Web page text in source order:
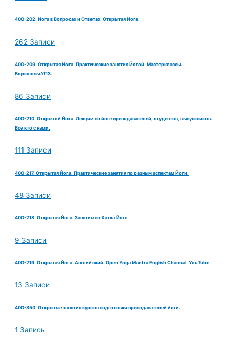
400-202. Йога в Вопросах и Ответах. Открытая Йога.
262 Записи
400-209. Открытая Йога. Практические занятия Йогой. Мастерклассы.
Воркшопы.УПЗ.
86 Записи
400-210. Открытой Йога. Лекции по йоге преподавателей, студентов, выпускников.
Все кто с нами.
111 Записи
400-217. Открытая Йога. Практические занятия по разным аспектам Йоги.
48 Записи
400-218. Открытая Йога. Занятия по Хатха Йоге.
9 Записи
400-219. Открытая Йога. Английский. Open Yoga Mantra English Channal. YouTube
13 Записи
400-850. Открытые занятия курсов подготовки преподавателей йоги.
1 Запись